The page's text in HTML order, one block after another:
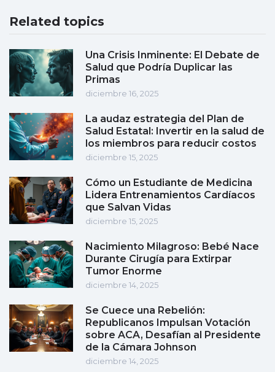
Related topics
Una Crisis Inminente: El Debate de
Salud que Podría Duplicar las
Primas
diciembre 16, 2025
La audaz estrategia del Plan de
Salud Estatal: Invertir en la salud de
los miembros para reducir costos
diciembre 15, 2025
Cómo un Estudiante de Medicina
Lidera Entrenamientos Cardíacos
que Salvan Vidas
diciembre 15, 2025
Nacimiento Milagroso: Bebé Nace
Durante Cirugía para Extirpar
Tumor Enorme
diciembre 14, 2025
Se Cuece una Rebelión:
Republicanos Impulsan Votación
sobre ACA, Desafían al Presidente
de la Cámara Johnson
diciembre 14, 2025